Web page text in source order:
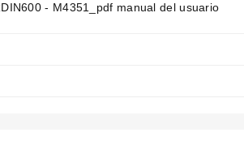
T
- M4351_pdf manual del usuario